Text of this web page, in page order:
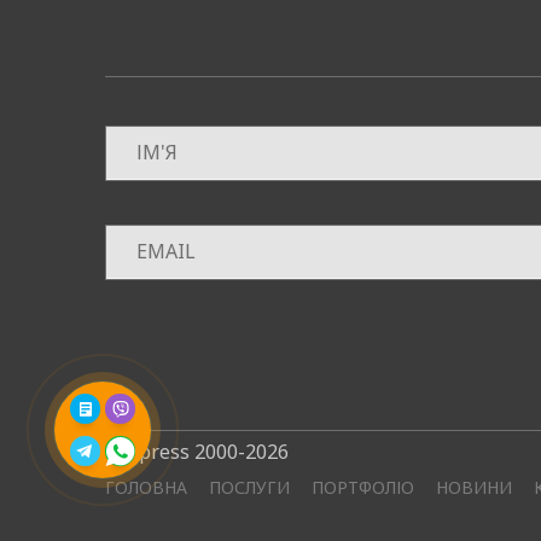
оптимізуємо
Таким чином,
аналіз ринку,
©4press 2000-2026
ГОЛОВНА ПОСЛУГИ ПОРТФОЛІО НОВИНИ